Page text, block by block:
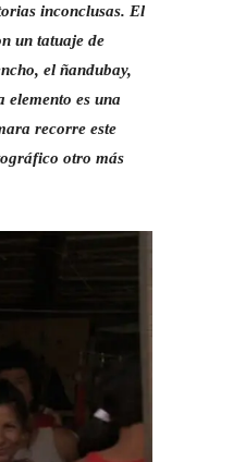
inconclusas. El
un tatuaje de
el ñandubay,
es una
recorre este
otro más